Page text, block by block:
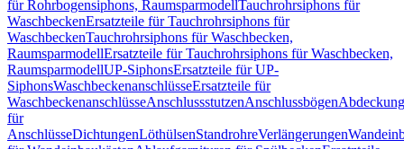
für Rohrbogensiphons, RaumsparmodellTauchrohrsiphons für
WaschbeckenErsatzteile für Tauchrohrsiphons für
WaschbeckenTauchrohrsiphons für Waschbecken,
RaumsparmodellErsatzteile für Tauchrohrsiphons für Waschbecken,
RaumsparmodellUP-SiphonsErsatzteile für UP-
SiphonsWaschbeckenanschlüsseErsatzteile für
WaschbeckenanschlüsseAnschlussstutzenAnschlussbögen
für
AnschlüsseDichtungenLöthülsenStandrohreVerlängerungen